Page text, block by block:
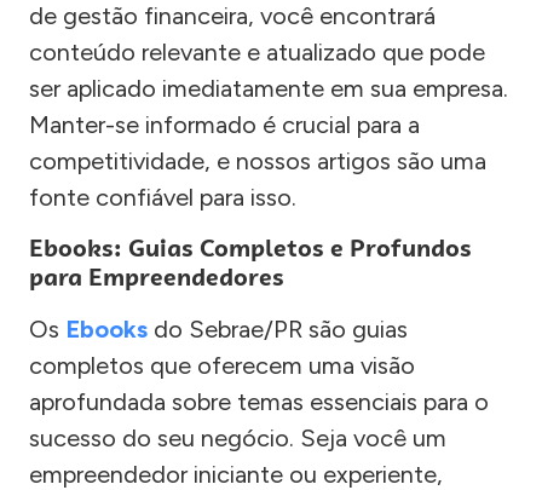
de gestão financeira, você encontrará
conteúdo relevante e atualizado que pode
ser aplicado imediatamente em sua empresa.
Manter-se informado é crucial para a
competitividade, e nossos artigos são uma
fonte confiável para isso.
Ebooks: Guias Completos e Profundos
para Empreendedores
Os Ebooks do Sebrae/PR são guias
completos que oferecem uma visão
aprofundada sobre temas essenciais para o
sucesso do seu negócio. Seja você um
empreendedor iniciante ou experiente,